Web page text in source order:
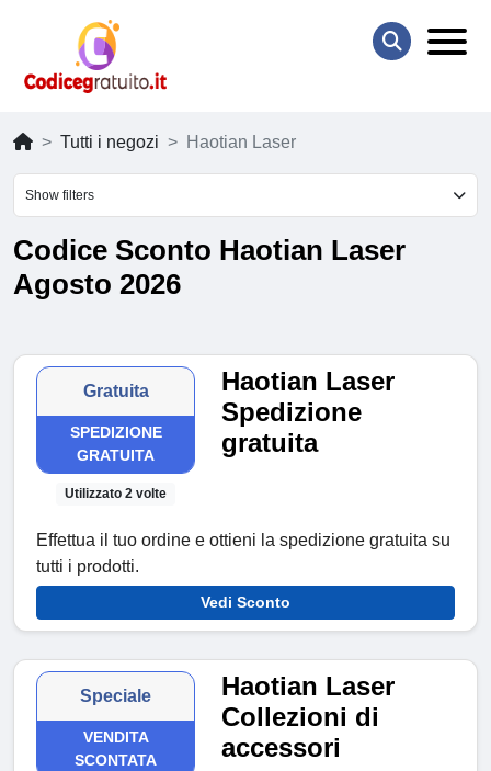
Tutti i negozi Haotian Laser
Show filters
Codice Sconto Haotian Laser
Agosto 2026
Gratuita
SPEDIZIONE
GRATUITA
Utilizzato 2 volte
Haotian Laser
Spedizione
gratuita
Effettua il tuo ordine e ottieni la spedizione gratuita su
tutti i prodotti.
Vedi Sconto
Speciale
VENDITA
SCONTATA
Haotian Laser
Collezioni di
accessori